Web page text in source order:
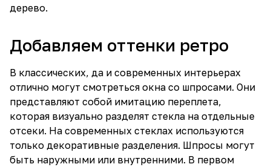
дерево.
Добавляем оттенки ретро
В классических, да и современных интерьерах
отлично могут смотреться окна со шпросами. Они
представляют собой имитацию переплета,
которая визуально разделят стекла на отдельные
отсеки. На современных стеклах используются
только декоративные разделения. Шпросы могут
быть наружными или внутренними. В первом